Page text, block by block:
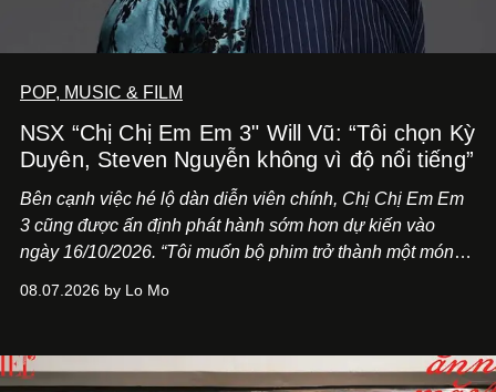
POP, MUSIC & FILM
NSX “Chị Chị Em Em 3" Will Vũ: “Tôi chọn Kỳ
Duyên, Steven Nguyễn không vì độ nổi tiếng”
Bên cạnh việc hé lộ dàn diễn viên chính, Chị Chị Em Em
3 cũng được ấn định phát hành sớm hơn dự kiến vào
ngày 16/10/2026. “Tôi muốn bộ phim trở thành một món
Việt Nam”, NSX Will Vũ cho biết.
08.07.2026 by Lo Mo